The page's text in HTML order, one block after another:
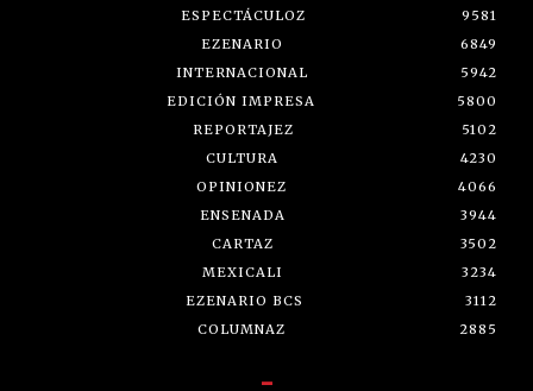
ESPECTÁCULOZ
9581
EZENARIO
6849
INTERNACIONAL
5942
EDICIÓN IMPRESA
5800
REPORTAJEZ
5102
CULTURA
4230
OPINIONEZ
4066
ENSENADA
3944
CARTAZ
3502
MEXICALI
3234
EZENARIO BCS
3112
COLUMNAZ
2885
-